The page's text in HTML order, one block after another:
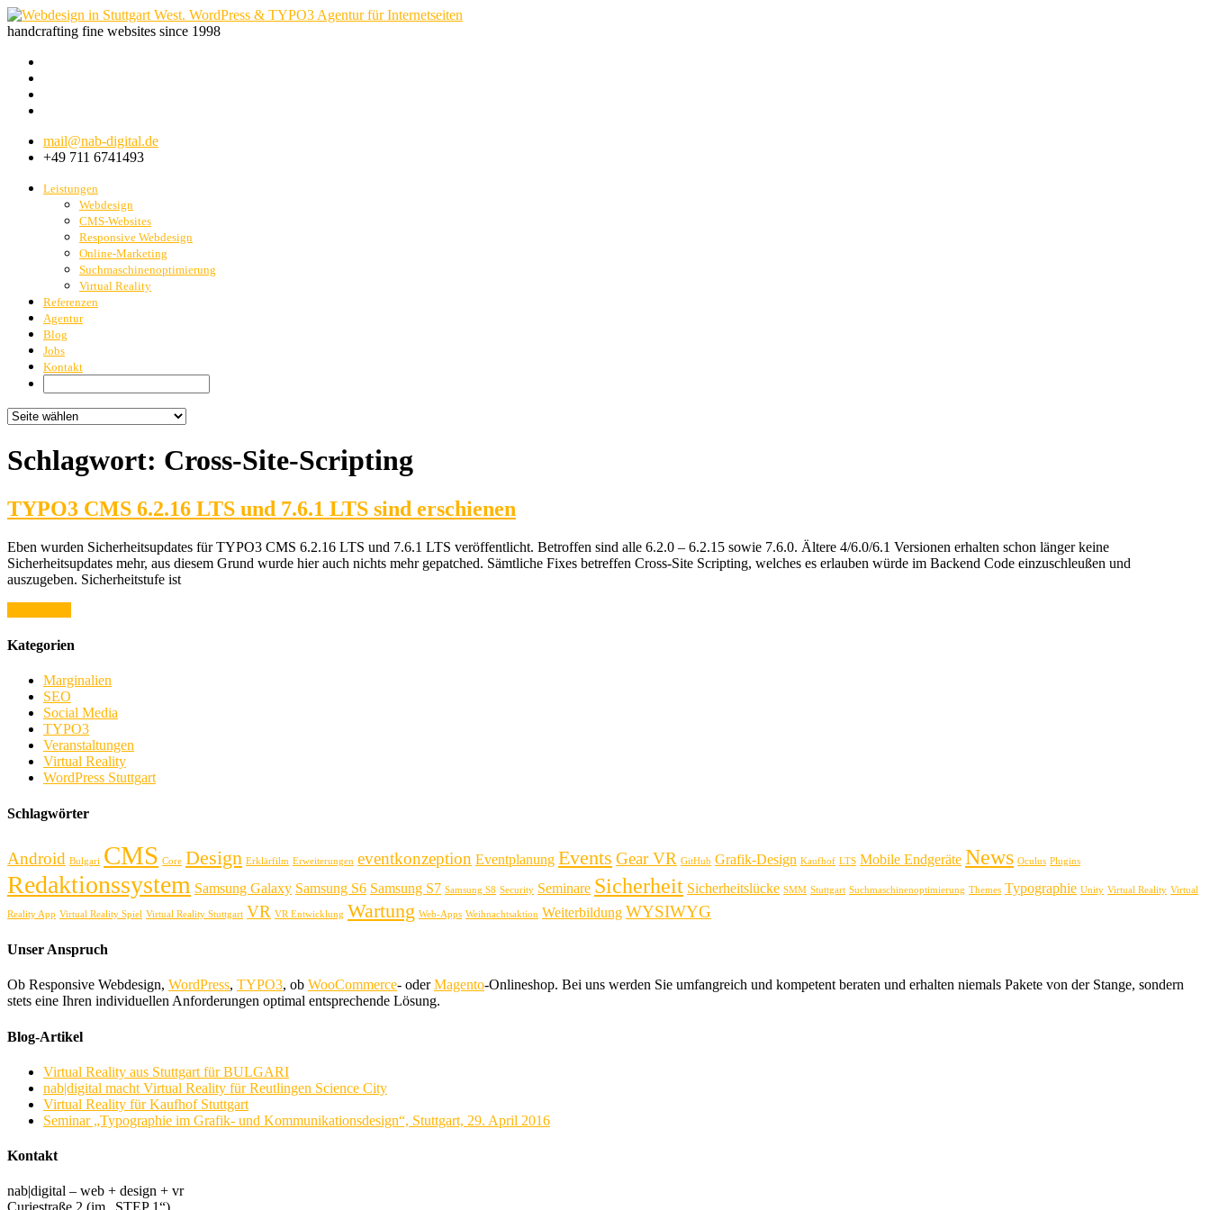
handcrafting fine websites since 1998
mail@nab-digital.de
+49 711 6741493
Leistungen
Webdesign
CMS-Websites
Responsive Webdesign
Online-Marketing
Suchmaschinenoptimierung
Virtual Reality
Referenzen
Agentur
Blog
Jobs
Kontakt
Schlagwort: Cross-Site-Scripting
TYPO3 CMS 6.2.16 LTS und 7.6.1 LTS sind erschienen
Eben wurden Sicherheitsupdates für TYPO3 CMS 6.2.16 LTS und 7.6.1 LTS veröffentlicht. Betroffen sind alle 6.2.0 – 6.2.15 sowie 7.6.0. Ältere 4/6.0/6.1 Versionen erhalten schon länger keine
Sicherheitsupdates mehr, aus diesem Grund wurde hier auch nichts mehr gepatched. Sämtliche Fixes betreffen Cross-Site Scripting, welches es erlauben würde im Backend Code einzuschleußen und
auszugeben. Sicherheitstufe ist
Kategorien
Marginalien
SEO
Social Media
TYPO3
Veranstaltungen
Virtual Reality
WordPress Stuttgart
Schlagwörter
Android Bulgari CMS Core Design Erklärfilm Erweiterungen eventkonzeption Eventplanung Events Gear VR GitHub Grafik-Design Kaufhof LTS Mobile Endgeräte News Oculus Plugins
Redaktionssystem Samsung Galaxy Samsung S6 Samsung S7 Samsung S8 Security Seminare Sicherheit Sicherheitslücke SMM Stuttgart Suchmaschinenoptimierung Themes Typographie Unity Virtual Reality Virtual
Reality App Virtual Reality Spiel Virtual Reality Stuttgart VR VR Entwicklung Wartung Web-Apps Weihnachtsaktion Weiterbildung WYSIWYG
Unser Anspruch
Ob Responsive Webdesign, WordPress, TYPO3, ob WooCommerce- oderMagento-Onlineshop. Bei uns werden Sie umfangreich und kompetent beraten und erhalten niemals Pakete von der Stange, sondern
stets eine Ihren individuellen Anforderungen optimal entsprechende Lösung.
Blog-Artikel
Virtual Reality aus Stuttgart für BULGARI
nab|digital macht Virtual Reality für Reutlingen Science City
Virtual Reality für Kaufhof Stuttgart
Seminar „Typographie im Grafik- und Kommunikationsdesign“, Stuttgart, 29. April 2016
Kontakt
nab|digital – web + design + vr